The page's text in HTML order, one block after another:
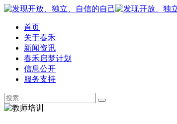
首页
关于春禾
新闻资讯
春禾启梦计划
信息公开
服务支持